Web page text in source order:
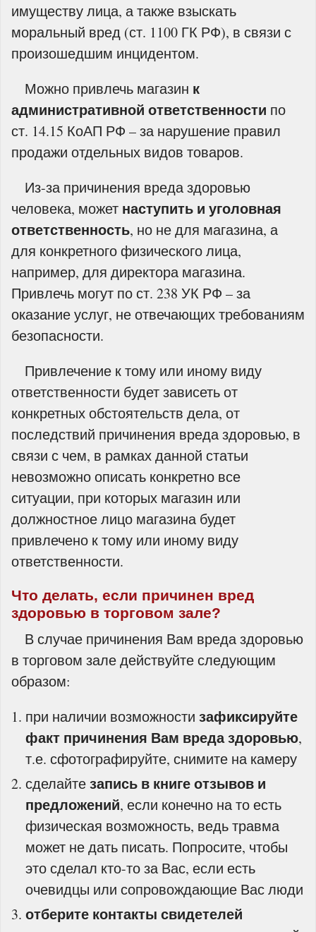
имуществу лица, а также взыскать
моральный вред (ст. 1100 ГК РФ), в связи с
произошедшим инцидентом.
Можно привлечь магазин к
административной ответственности по
ст. 14.15 КоАП РФ – за нарушение правил
продажи отдельных видов товаров.
Из-за причинения вреда здоровью
человека, может наступить и уголовная
ответственность, но не для магазина, а
для конкретного физического лица,
например, для директора магазина.
Привлечь могут по ст. 238 УК РФ – за
оказание услуг, не отвечающих требованиям
безопасности.
Привлечение к тому или иному виду
ответственности будет зависеть от
конкретных обстоятельств дела, от
последствий причинения вреда здоровью, в
связи с чем, в рамках данной статьи
невозможно описать конкретно все
ситуации, при которых магазин или
должностное лицо магазина будет
привлечено к тому или иному виду
ответственности.
Что делать, если причинен вред
здоровью в торговом зале?
В случае причинения Вам вреда здоровью
в торговом зале действуйте следующим
образом:
при наличии возможности зафиксируйте
факт причинения Вам вреда здоровью,
т.е. сфотографируйте, снимите на камеру
сделайтезапись в книге отзывов и
предложений, если конечно на то есть
физическая возможность, ведь травма
может не дать писать. Попросите, чтобы
это сделал кто-то за Вас, если есть
очевидцы или сопровождающие Вас люди
отберите контакты свидетелей